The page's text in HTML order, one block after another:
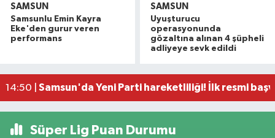
SAMSUN
Samsunlu Emin Kayra
Eke'den gurur veren
performans
SAMSUN
Uyuşturucu
operasyonunda
gözaltına alınan 4 şüpheli
adliyeye sevk edildi
22:09 |Vali Tavlı: 'Samsun, 144 milyar TL'lik yatırımla
17:16 |Samsun'da 12 bin 308 öğrenci yaz okulu
Miliç'e Büyükşehir dokunuşu
14:50 | Samsun'da Yeni Parti hareketliliği! İlk resmi
Süper Lig Puan Durumu